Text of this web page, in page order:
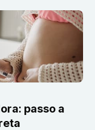
passo a